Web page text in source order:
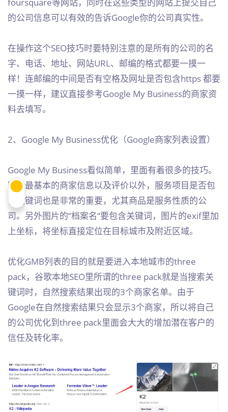
的公司信息可以有效的告诉Google你的公司真实性。
在操作这个SEO技巧时要特别注意的是所有的公司的名
字、电话、地址、网站URL、邮编的格式都要一摸一
样！连邮编的中间是否有空格及网址是否包含https 都要
一摸一样，建议直接参考Google My Business的商家资
料去填写。
2、Google My Business优化（Google商家列表设置）
Google My Business看似简单，里面有着很多的技巧。
除了最基本的商家信息以及评价以外，服务项目是否包
含关键词也是非常的重要，尤其商品是服务性质的公
司。另外图片的“档案名“要包含关键词，图片的exif里加
上坐标，将坐标直接定位在目标城市及附近区域。
优化GMB列表的目的就是要进入本地城市的three
pack，谷歌本地SEO里所谓的three pack就是当搜索关
键词时，自然搜索结果出现的3个商家名单。由于
Google在自然搜索结果只会显示3个商家，所以将自己
的公司优化到three pack里面会大大的增加潜在客户的
信任及转化率。